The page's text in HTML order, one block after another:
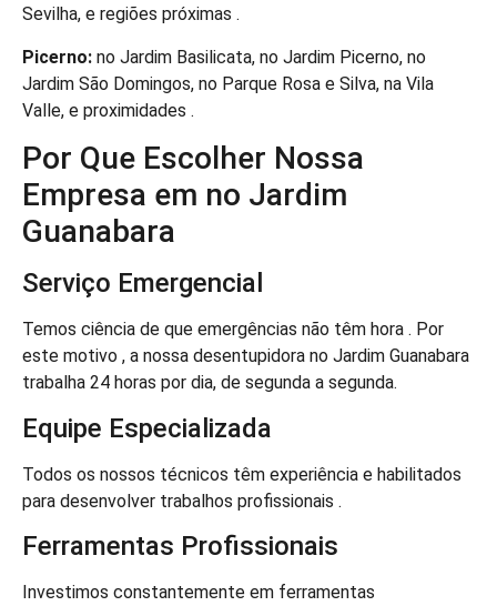
Sevilha, e regiões próximas .
Picerno: no Jardim Basilicata, no Jardim Picerno, no
Jardim São Domingos, no Parque Rosa e Silva, na Vila
Valle, e proximidades .
Por Que Escolher Nossa
Empresa em no Jardim
Guanabara
Serviço Emergencial
Temos ciência de que emergências não têm hora . Por
este motivo , a nossa desentupidora no Jardim Guanabara
trabalha 24 horas por dia, de segunda a segunda.
Equipe Especializada
Todos os nossos técnicos têm experiência e habilitados
para desenvolver trabalhos profissionais .
Ferramentas Profissionais
Investimos constantemente em ferramentas